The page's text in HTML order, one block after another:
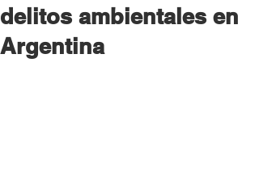
delitos ambientales en
Argentina